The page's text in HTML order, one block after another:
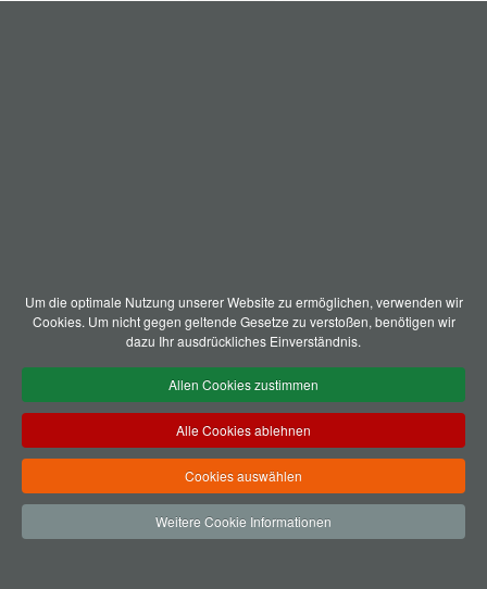
Um die optimale Nutzung unserer Website zu ermöglichen, verwenden wir
Cookies. Um nicht gegen geltende Gesetze zu verstoßen, benötigen wir
dazu Ihr ausdrückliches Einverständnis.
Allen Cookies zustimmen
Alle Cookies ablehnen
Cookies auswählen
Weitere Cookie Informationen